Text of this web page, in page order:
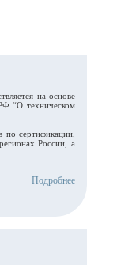
на основе
“О техническом
по сертификации,
России, а
Подробнее